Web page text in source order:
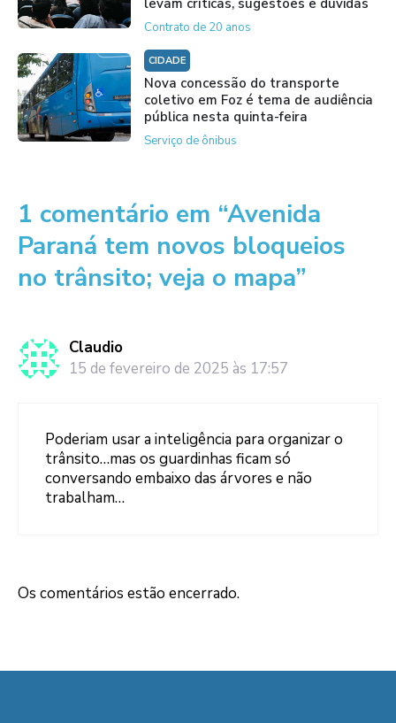
levam críticas, sugestões e dúvidas
Contrato de 20 anos
CIDADE
Nova concessão do transporte
coletivo em Foz é tema de audiência
pública nesta quinta-feira
Serviço de ônibus
1 comentário em “Avenida
Paraná tem novos bloqueios
no trânsito; veja o mapa”
Claudio
15 de fevereiro de 2025 às 17:57
Poderiam usar a inteligência para organizar o
trânsito…mas os guardinhas ficam só
conversando embaixo das árvores e não
trabalham…
Os comentários estão encerrado.